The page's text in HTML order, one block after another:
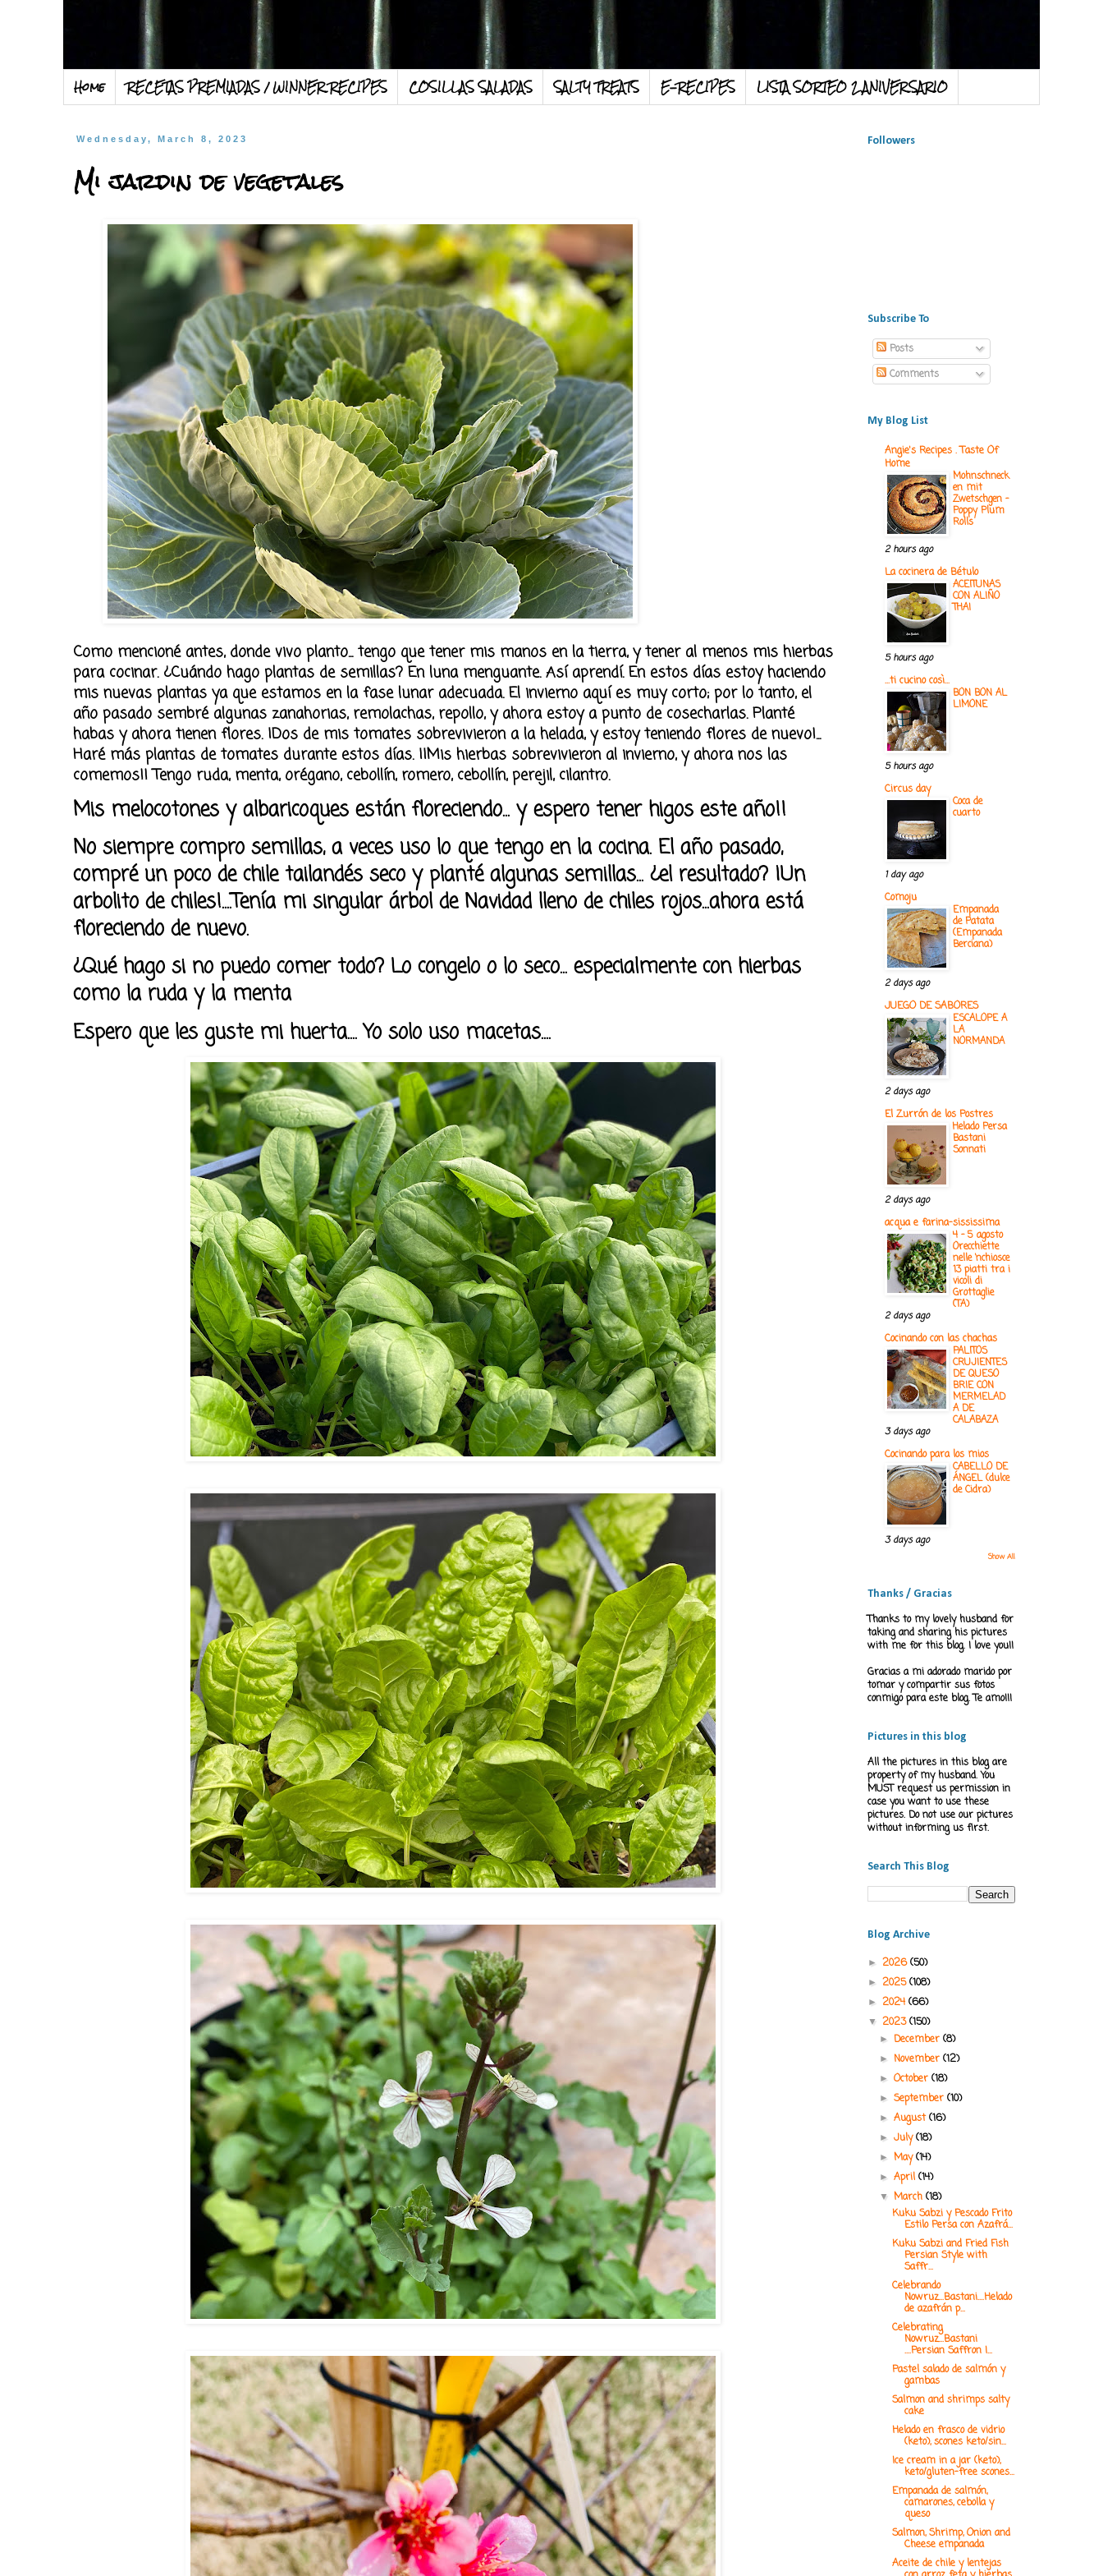
Home RECETAS PREMIADAS / WINNER RECIPES COSILLAS SALADAS SALTY TREATS E-RECIPES LISTA SORTEO 2 ANIVERSARIO
Wednesday, March 8, 2023
Mi jardin de vegetales
Como mencioné antes, donde vivo planto... tengo que tener mis manos en la tierra, y tener al menos mis hierbas
para cocinar. ¿Cuándo hago plantas de semillas? En luna menguante. Así aprendí. En estos días estoy haciendo
mis nuevas plantas ya que estamos en la fase lunar adecuada. El invierno aquí es muy corto; por lo tanto, el
año pasado sembré algunas zanahorias, remolachas, repollo, y ahora estoy a punto de cosecharlas. Planté
habas y ahora tienen flores. ¡Dos de mis tomates sobrevivieron a la helada, y estoy teniendo flores de nuevo!...
Haré más plantas de tomates durante estos días. ¡¡Mis hierbas sobrevivieron al invierno, y ahora nos las
comemos!! Tengo ruda, menta, orégano, cebollín, romero, cebollín, perejil, cilantro.
Mis melocotones y albaricoques están floreciendo... y espero tener higos este año!!
No siempre compro semillas, a veces uso lo que tengo en la cocina. El año pasado,
compré un poco de chile tailandés seco y planté algunas semillas... ¿el resultado? ¡Un
arbolito de chiles!....Tenía mi singular árbol de Navidad lleno de chiles rojos...ahora está
floreciendo de nuevo.
¿Qué hago si no puedo comer todo? Lo congelo o lo seco... especialmente con hierbas
como la ruda y la menta
Espero que les guste mi huerta.... Yo solo uso macetas....
Followers
Subscribe To
Posts
Comments
My Blog List
Angie's Recipes . Taste Of
Home
Mohnschneck
en mit
Zwetschgen -
Poppy Plum
Rolls
2 hours ago
La cocinera de Bétulo
ACEITUNAS
CON ALIÑO
THAI
5 hours ago
...ti cucino così...
BON BON AL
LIMONE
5 hours ago
Circus day
Coca de
cuarto
1 day ago
Comoju
Empanada
de Patata
(Empanada
Berciana)
2 days ago
JUEGO DE SABORES
ESCALOPE A
LA
NORMANDA
2 days ago
El Zurrón de los Postres
Helado Persa
Bastani
Sonnati
2 days ago
acqua e farina-sississima
4 - 5 agosto
Orecchiette
nelle ‘nchiosce
13 piatti tra i
vicoli di
Grottaglie
(TA)
2 days ago
Cocinando con las chachas
PALITOS
CRUJIENTES
DE QUESO
BRIE CON
MERMELAD
A DE
CALABAZA
3 days ago
Cocinando para los mios
CABELLO DE
ÁNGEL (dulce
de Cidra)
3 days ago
Show All
Thanks / Gracias
Thanks to my lovely husband for
taking and sharing his pictures
with me for this blog. I love you!!
Gracias a mi adorado marido por
tomar y compartir sus fotos
conmigo para este blog. Te amo!!!
Pictures in this blog
All the pictures in this blog are
property of my husband. You
MUST request us permission in
case you want to use these
pictures. Do not use our pictures
without informing us first.
Search This Blog
Blog Archive
► 2026(50)
► 2025(108)
► 2024 (66)
▼ 2023(150)
► December(8)
►November(12)
►October(18)
►September(10)
►August(16)
►July(18)
►May(14)
►April(14)
▼March(18)
Kuku Sabzi y Pescado Frito
Estilo Persa con Azafrá...
Kuku Sabzi and Fried Fish
Persian Style with
Saffr...
Celebrando
Nowruz...Bastani....Helado
de azafrán p...
Celebrating
Nowruz...Bastani
....Persian Saffron I...
Pastel salado de salmón y
gambas
Salmon and shrimps salty
cake
Helado en frasco de vidrio
(keto), scones keto/sin...
Ice cream in a jar (keto),
keto/gluten-free scones...
Empanada de salmón,
camarones, cebolla y
queso
Salmon, Shrimp, Onion and
Cheese empanada
Aceite de chile y lentejas